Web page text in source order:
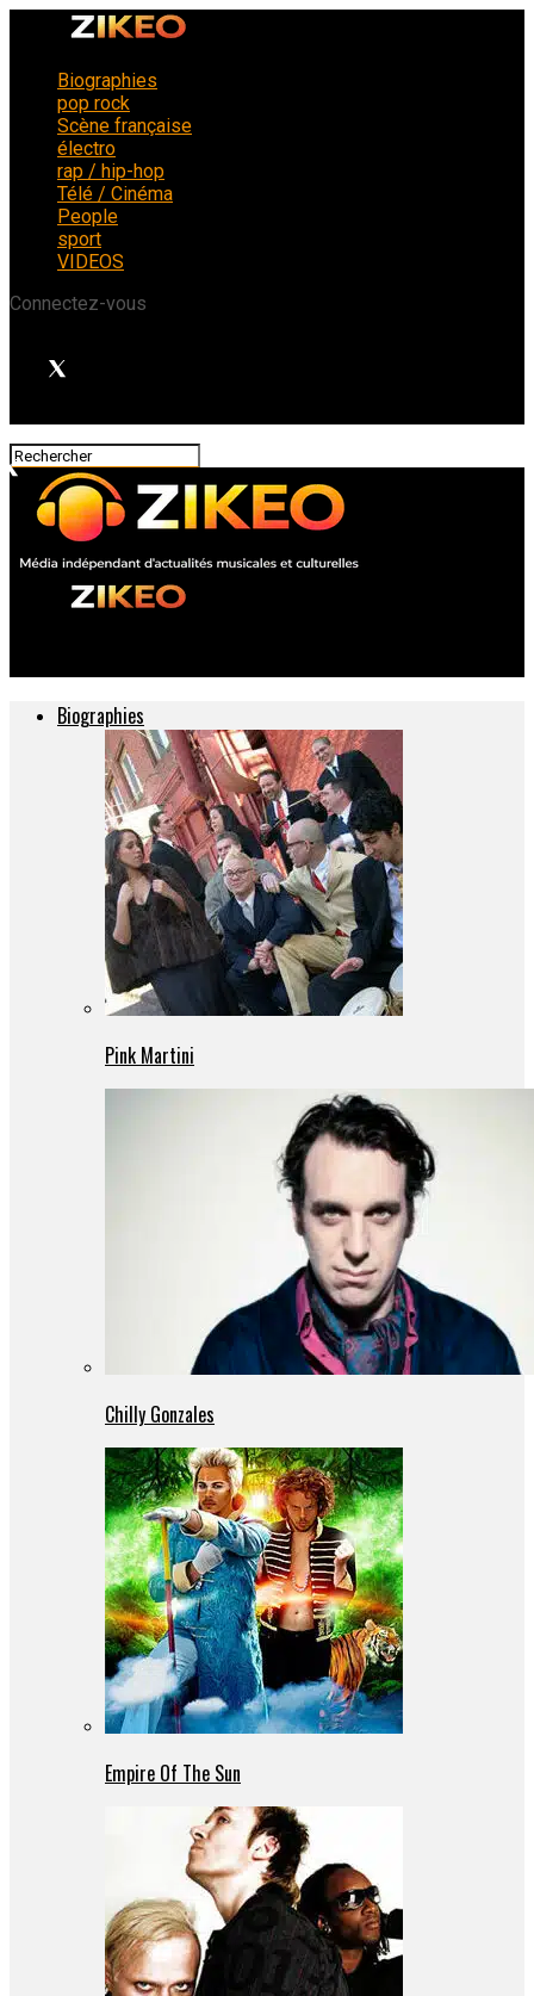
Biographies
pop rock
Scène française
électro
rap / hip-hop
Télé / Cinéma
People
sport
VIDEOS
Connectez-vous
Biographies
Pink Martini
Chilly Gonzales
Empire Of The Sun